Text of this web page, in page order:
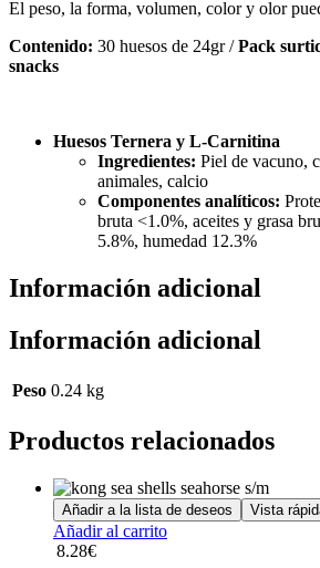
El peso, la forma, volumen, color y olor
Contenido: 30 huesos de 24gr /Pack
snacks
Huesos Ternera y L-Carnitina
Ingredientes: Piel de vacuno,
animales, calcio
Componentes analíticos:
bruta <1.0%, aceites y grasa
5.8%, humedad 12.3%
Información adicional
Información adicional
Peso 0.24 kg
Productos relacionados
Añadir a la lista de deseos Vista
Añadir al carrito
8.28€